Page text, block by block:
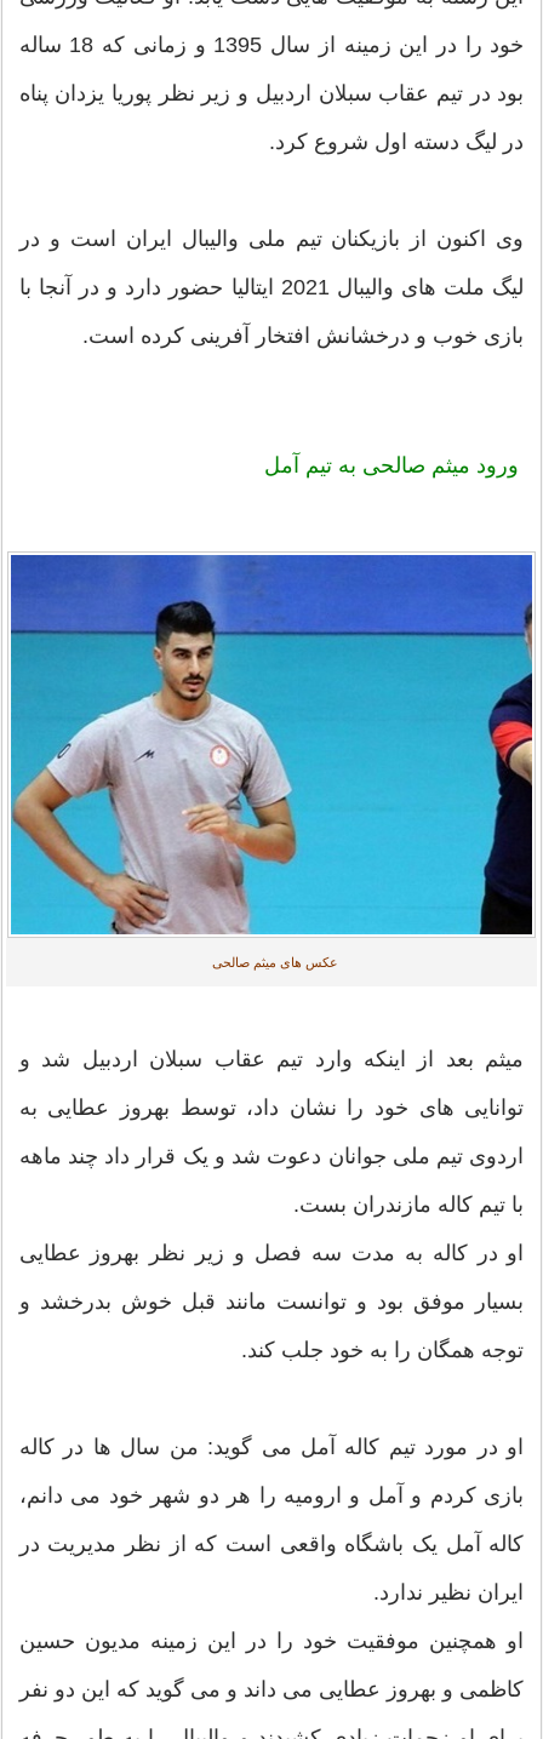
خود را در این زمینه از سال 1395 و زمانی که 18 ساله
بود در تیم عقاب سبلان اردبیل و زیر نظر پوریا یزدان پناه
در لیگ دسته اول شروع کرد.
وی اکنون از بازیکنان تیم ملی والیبال ایران است و در
لیگ ملت های والیبال 2021 ایتالیا حضور دارد و در آنجا با
بازی خوب و درخشانش افتخار آفرینی کرده است.
ورود میثم صالحی به تیم آمل
عکس های میثم صالحی
میثم بعد از اینکه وارد تیم عقاب سبلان اردبیل شد و
توانایی های خود را نشان داد، توسط بهروز عطایی به
اردوی تیم ملی جوانان دعوت شد و یک قرار داد چند ماهه
با تیم کاله مازندران بست.
او در کاله به مدت سه فصل و زیر نظر بهروز عطایی
بسیار موفق بود و توانست مانند قبل خوش بدرخشد و
توجه همگان را به خود جلب کند.
او در مورد تیم کاله آمل می گوید: من سال ها در کاله
بازی کردم و آمل و ارومیه را هر دو شهر خود می دانم،
کاله آمل یک باشگاه واقعی است که از نظر مدیریت در
ایران نظیر ندارد.
او همچنین موفقیت خود را در این زمینه مدیون حسین
کاظمی و بهروز عطایی می داند و می گوید که این دو نفر